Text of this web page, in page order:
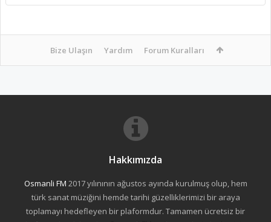
Bize Ulaşın Yardım Forum Kuralları
Hakkımızda
Osmanli FM 2017 yılınının ağustos ayında kurulmuş olup, hem
türk sanat müziğini hemde tarihi güzelliklerimizi bir araya
toplamayı hedefleyen bir plaformdur. Tamamen ücretsiz bir